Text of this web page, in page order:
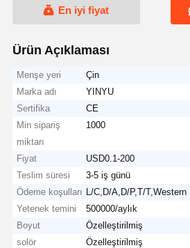
En iyi fiyat
Ürün Açıklaması
Menşe yeri
Çin
Marka adı
YINYU
Sertifika
CE
Min sipariş
miktarı
1000
Fiyat
USD0.1-200
Teslim süresi
3-5 iş günü
Ödeme koşulları
L/C,D/A,D/P,T/
Yetenek temini
500000/aylık
Boyut
Özelleştirilmiş
solör
Özelleştirilmiş